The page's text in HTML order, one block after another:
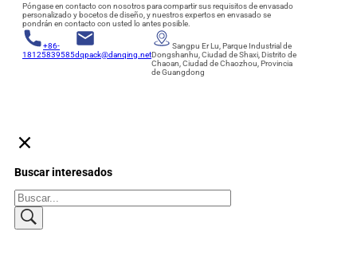
Póngase en contacto con nosotros para compartir sus requisitos de envasado
personalizado y bocetos de diseño, y nuestros expertos en envasado se
pondrán en contacto con usted lo antes posible.
+86-
18125839585dqpack@danqing.net
Sangpu Er Lu, Parque Industrial de
Dongshanhu, Ciudad de Shaxi, Distrito de
Chaoan, Ciudad de Chaozhou, Provincia
de Guangdong
Buscar interesados
Buscar